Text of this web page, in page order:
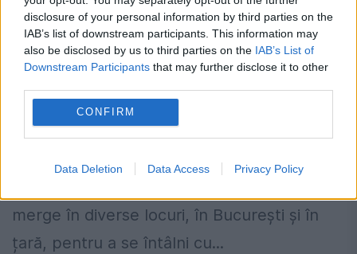
disclosure of your personal information by third parties on the
IAB’s list of downstream participants. This information may
also be disclosed by us to third parties on the IAB’s List of
Downstream Participants that may further disclose it to other
CONFIRM
Data Deletion Data Access Privacy Policy
Piedone la iarmaroc, în Argeș. Lumea s-
a adunat ca la urs ca să-l vadă pe el și
umaniști
22 IULIE 2023
Partidul Umanist Social-Liberal și-a trasat
deja activitatea pentru această vară. În
merge în diverse locuri, în București și în
țară, pentru a se întâlni cu...